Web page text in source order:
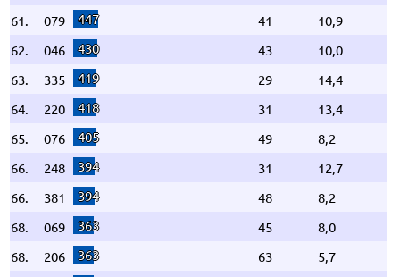
61.
079 447 41
10,9
62.
046 430 43
10,0
63.
335 419 29
14,4
64.
220 418 31
13,4
65.
076 405 49
8,2
66.
248 394 31
12,7
66.
381 394 48
8,2
68.
069 363 45
8,0
68.
206 363 63
5,7